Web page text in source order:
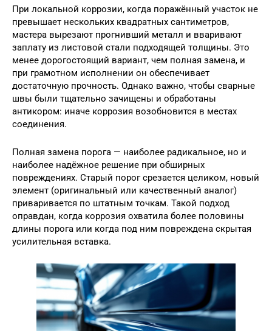
При локальной коррозии, когда поражённый участок не
превышает нескольких квадратных сантиметров,
мастера вырезают прогнивший металл и вваривают
заплату из листовой стали подходящей толщины. Это
менее дорогостоящий вариант, чем полная замена, и
при грамотном исполнении он обеспечивает
достаточную прочность. Однако важно, чтобы сварные
швы были тщательно зачищены и обработаны
антикором: иначе коррозия возобновится в местах
соединения.
Полная замена порога — наиболее радикальное, но и
наиболее надёжное решение при обширных
повреждениях. Старый порог срезается целиком, новый
элемент (оригинальный или качественный аналог)
приваривается по штатным точкам. Такой подход
оправдан, когда коррозия охватила более половины
длины порога или когда под ним повреждена скрытая
усилительная вставка.